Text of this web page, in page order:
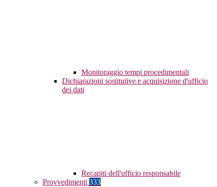
Monitoraggio tempi procedimentali
Dichiarazioni sostitutive e acquisizione d'ufficio
dei dati
Recapiti dell'ufficio responsabile
Provvedimenti 333